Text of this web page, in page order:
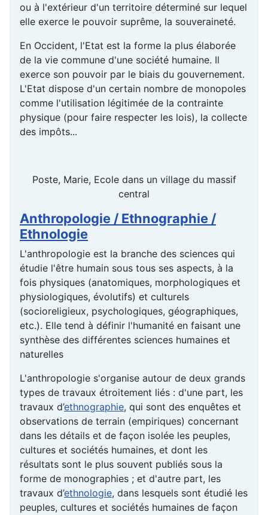
ou à l'extérieur d'un territoire déterminé sur lequel
elle exerce le pouvoir suprême, la souveraineté.
En Occident, l'Etat est la forme la plus élaborée
de la vie commune d'une société humaine. Il
exerce son pouvoir par le biais du gouvernement.
L'Etat dispose d'un certain nombre de monopoles
comme l'utilisation légitimée de la contrainte
physique (pour faire respecter les lois), la collecte
des impôts...
Poste, Marie, Ecole dans un village du massif
central
Anthropologie / Ethnographie /
Ethnologie
L'anthropologie est la branche des sciences qui
étudie l'être humain sous tous ses aspects, à la
fois physiques (anatomiques, morphologiques et
physiologiques, évolutifs) et culturels
(socioreligieux, psychologiques, géographiques,
etc.). Elle tend à définir l'humanité en faisant une
synthèse des différentes sciences humaines et
naturelles
L'anthropologie s'organise autour de deux grands
types de travaux étroitement liés : d'une part, les
travaux d’ethnographie, qui sont des enquêtes et
observations de terrain (empiriques) concernant
dans les détails et de façon isolée les peuples,
cultures et sociétés humaines, et dont les
résultats sont le plus souvent publiés sous la
forme de monographies ; et d'autre part, les
travaux d’ethnologie, dans lesquels sont étudié les
peuples, cultures et sociétés humaines de façon